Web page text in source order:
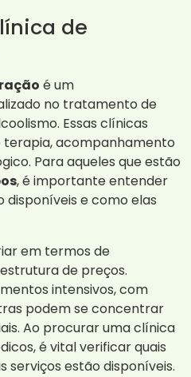
de
é um
no tratamento de
Essas clínicas
acompanhamento
Para aqueles que estão
, é importante entender
e como elas
em termos de
de preços.
intensivos, com
podem se concentrar
Ao procurar uma clínica
é vital verificar quais
serviços estão disponíveis.